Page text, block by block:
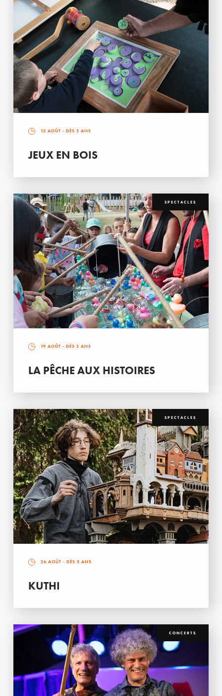
12 AOÛT - DÈS 5 ANS
JEUX EN BOIS
SPECTACLES
19 AOÛT - DÈS 3 ANS
LA PÊCHE AUX HISTOIRES
SPECTACLES
26 AOÛT - DÈS 3 ANS
KUTHI
CONCERTS